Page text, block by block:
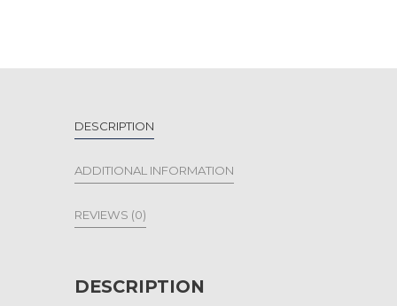
DESCRIPTION
ADDITIONAL INFORMATION
REVIEWS (0)
DESCRIPTION